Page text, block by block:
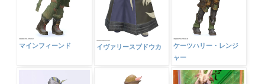
マインフィーンド イヴァリースブドウカ
ケーツハリー・レンジ
ャー